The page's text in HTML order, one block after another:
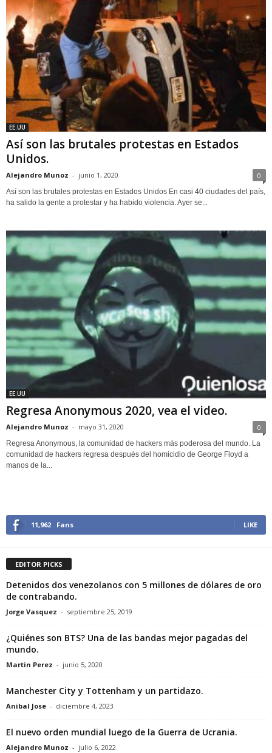
EE.UU
Así son las brutales protestas en Estados
Unidos.
Alejandro Munoz - junio 1, 2020 0
Así son las brutales protestas en Estados Unidos En casi 40 ciudades del país,
ha salido la gente a protestar y ha habido violencia. Ayer se...
EE.UU
Regresa Anonymous 2020, vea el video.
Alejandro Munoz - mayo 31, 2020 0
Regresa Anonymous, la comunidad de hackers más poderosa del mundo. La
comunidad de hackers regresa después del homicidio de George Floyd a
manos de la...
11,962 Fans LIKE
EDITOR PICKS
Detenidos dos venezolanos con 5 millones de dólares de oro
de contrabando.
Jorge Vasquez - septiembre 25, 2019
¿Quiénes son BTS? Una de las bandas mejor pagadas del
mundo.
Martin Perez - junio 5, 2020
Manchester City y Tottenham y un partidazo.
Anibal Jose - diciembre 4, 2023
El nuevo orden mundial luego de la Guerra de Ucrania.
Alejandro Munoz - julio 6, 2022